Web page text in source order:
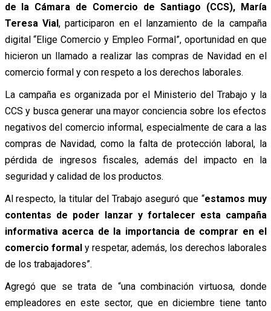
de la Cámara de Comercio de Santiago (CCS), María
Teresa Vial, participaron en el lanzamiento de la campaña
digital “Elige Comercio y Empleo Formal”, oportunidad en que
hicieron un llamado a realizar las compras de Navidad en el
comercio formal y con respeto a los derechos laborales.
La campaña es organizada por el Ministerio del Trabajo y la
CCS y busca generar una mayor conciencia sobre los efectos
negativos del comercio informal, especialmente de cara a las
compras de Navidad, como la falta de protección laboral, la
pérdida de ingresos fiscales, además del impacto en la
seguridad y calidad de los productos.
Al respecto, la titular del Trabajo aseguró que “estamos muy
contentas de poder lanzar y fortalecer esta campaña
informativa acerca de la importancia de comprar en el
comercio formaly respetar, además, los derechos laborales
de los trabajadores”.
Agregó que se trata de “una combinación virtuosa, donde
empleadores en este sector, que en diciembre tiene tanto